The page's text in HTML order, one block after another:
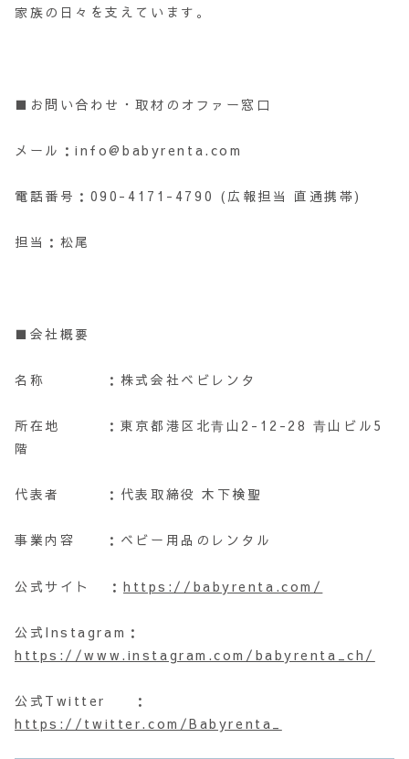
家族の日々を支えています。
■お問い合わせ・取材のオファー窓口
メール：info@babyrenta.com
電話番号：090-4171-4790 (広報担当 直通携帯)
担当：松尾
■会社概要
名称 ：株式会社ベビレンタ
所在地 ：東京都港区北⻘山2-12-28 ⻘山ビル5
階
代表者 ：代表取締役 木下検聖
事業内容 ：ベビー用品のレンタル
公式サイト ：https://babyrenta.com/
公式Instagram：
https://www.instagram.com/babyrenta_ch/
公式Twitter ：
https://twitter.com/Babyrenta_